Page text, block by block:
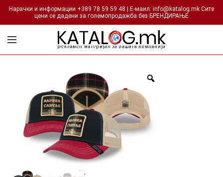
Нарачки и информации +389 78 59 59 48 | Е-маил: info@katalog.mk Сите
цени се дадени за големопродажба без БРЕНДИРАЊЕ